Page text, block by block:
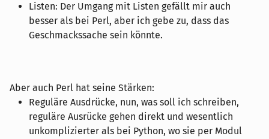
Listen: Der Umgang mit Listen gefällt mir auch
besser als bei Perl, aber ich gebe zu, dass das
Geschmackssache sein könnte.
Aber auch Perl hat seine Stärken:
Reguläre Ausdrücke, nun, was soll ich schreiben,
reguläre Ausrücke gehen direkt und wesentlich
unkomplizierter als bei Python, wo sie per Modul